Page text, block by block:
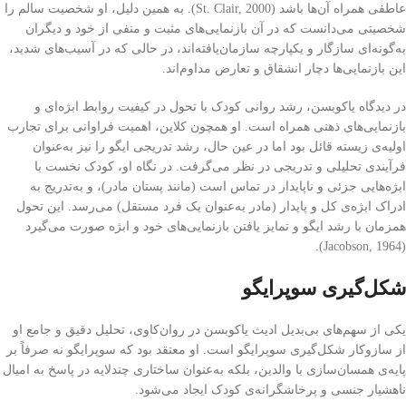
عاطفی همراه آن‌ها باشد (St. Clair, 2000). به همین دلیل، او شخصیت سالم را
شخصیتی می‌دانست که در آن بازنمایی‌های مثبت و منفی از خود و دیگران
به‌گونه‌ای سازگار و یکپارچه سازمان‌یافته‌اند، در حالی که در آسیب‌های شدید،
این بازنمایی‌ها دچار انشقاق و تعارض مداوم‌اند.
در دیدگاه یاکوبسن، رشد روانی کودک با تحول در کیفیت روابط ابژه‌ای و
بازنمایی‌های ذهنی همراه است. او همچون کلاین، اهمیت فراوانی برای تجارب
اولیه‌ی زیسته قائل بود اما در عین حال، رشد تدریجی ایگو را نیز به‌عنوان
فرآیندی تحلیلی و تدریجی در نظر می‌گرفت. در نگاه او، کودک نخست با
ابژه‌هایی جزئی و ناپایدار در تماس است (مانند پستان مادر)، و به‌تدریج به
ادراک ابژه‌ی کل و پایدار (مادر به‌عنوان یک فرد مستقل) می‌رسد. این تحول
همزمان با رشد ایگو و تمایز یافتن بازنمایی‌های خود و ابژه صورت می‌گیرد
(Jacobson, 1964).
شکل‌گیری سوپرایگو
یکی از سهم‌های بی‌بدیل ادیث یاکوبسن در روان‌کاوی، تحلیل دقیق و جامع او
از سازوکار شکل‌گیری سوپرایگو است. او معتقد بود که سوپرایگو نه صرفاً بر
پایه‌ی همسان‌سازی با والدین، بلکه به‌عنوان ساختاری چندلایه در پاسخ به امیال
ناهشیار جنسی و پرخاشگرانه‌ی کودک ایجاد می‌شود.